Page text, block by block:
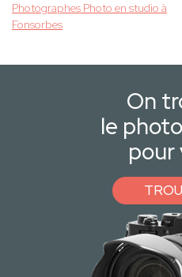
Photographes Photo en studio à
Fonsorbes
On
le
pour